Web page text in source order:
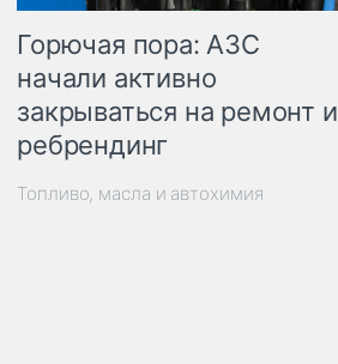
Горючая пора: АЗС
начали активно
закрываться на ремонт и
ребрендинг
Топливо, масла и автохимия